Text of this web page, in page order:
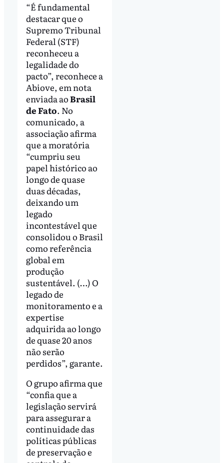
“É fundamental
destacar que o
Supremo Tribunal
Federal (STF)
reconheceu a
legalidade do
pacto”, reconhece a
Abiove, em nota
enviada aoBrasil
de Fato. No
comunicado, a
associação afirma
que a moratória
“cumpriu seu
papel histórico ao
longo de quase
duas décadas,
deixando um
legado
incontestável que
consolidou o Brasil
como referência
global em
produção
sustentável. (…) O
legado de
monitoramento e a
expertise
adquirida ao longo
de quase 20 anos
não serão
perdidos”, garante.
O grupo afirma que
“confia que a
legislação servirá
para assegurar a
continuidade das
políticas públicas
de preservação e